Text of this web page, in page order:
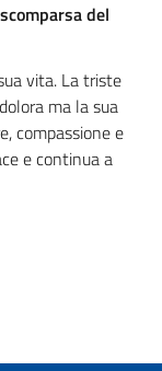
del
vita. La triste
ma la sua
compassione e
e continua a